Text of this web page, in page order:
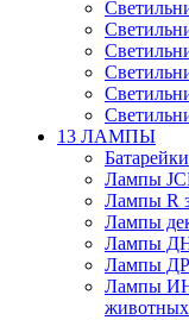
13 ЛАМПЫ
Батарейки
Лампы
Лампы R
Лампы
Лампы
Лампы
Лампы
животных